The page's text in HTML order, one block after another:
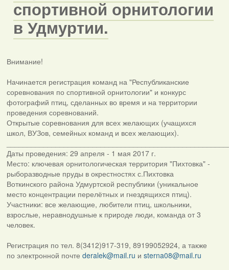
спортивной орнитологии
в Удмуртии.
Внимание!
Начинается регистрация команд на "Республиканские
соревнования по спортивной орнитологии" и конкурс
фотографий птиц, сделанных во время и на территории
проведения соревнований.
Открытые соревнования для всех желающих (учащихся
школ, ВУЗов, семейных команд и всех желающих).
Даты проведения: 29 апреля - 1 мая 2017 г.
Место: ключевая орнитологическая территория "Пихтовка" -
рыборазводные пруды в окрестностях с.Пихтовка
Воткинского района Удмуртской республики (уникальное
место концентрации перелётных и гнездящихся птиц).
Участники: все желающие, любители птиц, школьники,
взрослые, неравнодушные к природе люди, команда от 3
человек.
Регистрация по тел. 8(3412)917-319, 89199052924, а также
по электронной почте deralek@mail.ru и sterna08@mail.ru